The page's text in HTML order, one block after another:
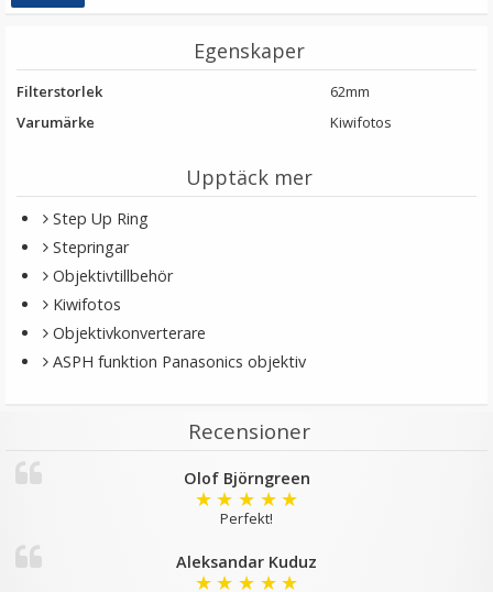
Egenskaper
Filterstorlek
62mm
Varumärke
Kiwifotos
Upptäck mer
Step Up Ring
Stepringar
Objektivtillbehör
Kiwifotos
Objektivkonverterare
ASPH funktion Panasonics objektiv
Recensioner
Olof Björngreen
★ ★ ★ ★ ★
Perfekt!
Aleksandar Kuduz
★ ★ ★ ★ ★